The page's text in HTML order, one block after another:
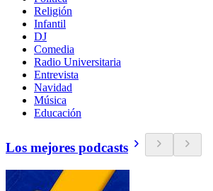
Religión
Infantil
DJ
Comedia
Radio Universitaria
Entrevista
Navidad
Música
Educación
Los mejores podcasts